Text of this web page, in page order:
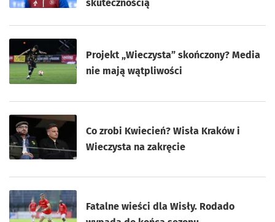
skutecznością
Projekt „Wieczysta” skończony? Media
nie mają wątpliwości
Co zrobi Kwiecień? Wisła Kraków i
Wieczysta na zakręcie
Fatalne wieści dla Wisły. Rodado